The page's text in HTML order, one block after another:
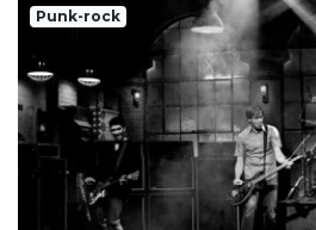
Punk-rock